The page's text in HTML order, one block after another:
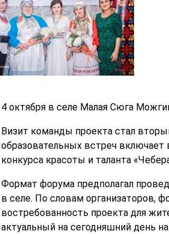
4 октября в селе Малая Сюга
Визит команды проекта стал
образовательных встреч
конкурса красоты и таланта
Формат форума предполагал
в селе. По словам организаторов,
востребованность проекта для
актуальный на сегодняшний день